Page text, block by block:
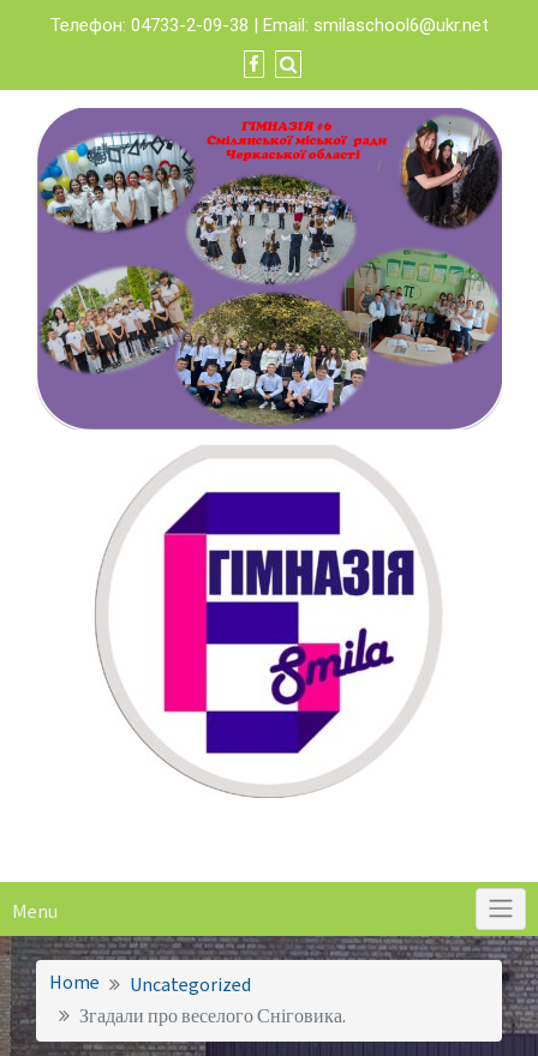
content
Телефон: 04733-2-09-38 | Email: smilaschool6@ukr.net
Menu
Home
Uncategorized
Згадали про веселого Сніговика.